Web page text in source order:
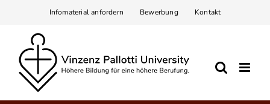
springen
Infomaterial anfordern Bewerbung Kontakt